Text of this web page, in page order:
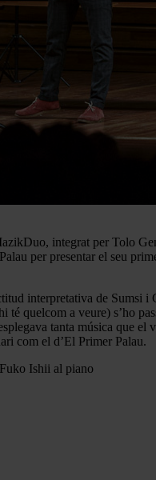
integrat per Tolo
per presentar el seu
interpretativa de Sumsi
quelcom a veure) s’ho
tanta música que
com el d’El Primer Palau.
Ishii al piano